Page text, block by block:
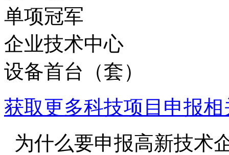
单项冠军
企业技术中心
设备首台（套）
获取更多科技项目申报
为什么要申报高新技术